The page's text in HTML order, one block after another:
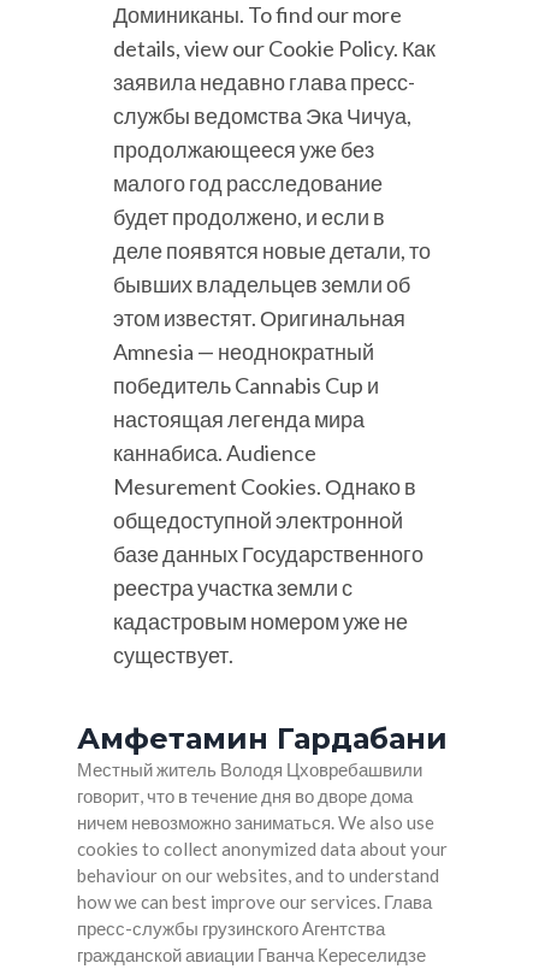
Доминиканы. To find our more
details, view our Cookie Policy. Как
заявила недавно глава пресс-
службы ведомства Эка Чичуа,
продолжающееся уже без
малого год расследование
будет продолжено, и если в
деле появятся новые детали, то
бывших владельцев земли об
этом известят. Оригинальная
Amnesia — неоднократный
победитель Cannabis Cup и
настоящая легенда мира
каннабиса. Audience
Mesurement Cookies. Однако в
общедоступной электронной
базе данных Государственного
реестра участка земли с
кадастровым номером уже не
существует.
Амфетамин Гардабани
Местный житель Володя Цховребашвили
говорит, что в течение дня во дворе дома
ничем невозможно заниматься. We also use
cookies to collect anonymized data about your
behaviour on our websites, and to understand
how we can best improve our services. Глава
пресс-службы грузинского Агентства
гражданской авиации Гванча Кереселидзе